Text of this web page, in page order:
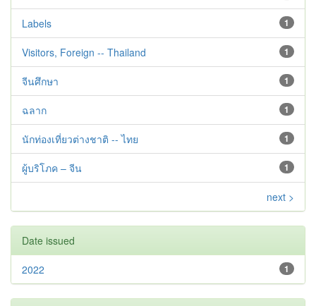
1
Labels
1
Visitors, Foreign -- Thailand
1
จีนศึกษา
1
ฉลาก
1
นักท่องเที่ยวต่างชาติ -- ไทย
1
ผู้บริโภค – จีน
next >
Date issued
1
2022